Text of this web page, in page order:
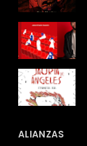
ALIANZAS